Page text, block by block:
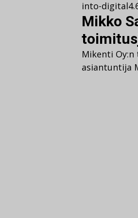
into-digital
Mikko
Mikenti
asiantuntija